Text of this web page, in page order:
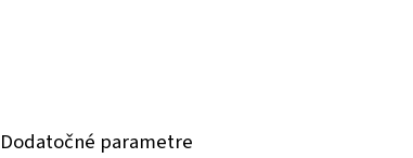
Dodatočné parametre